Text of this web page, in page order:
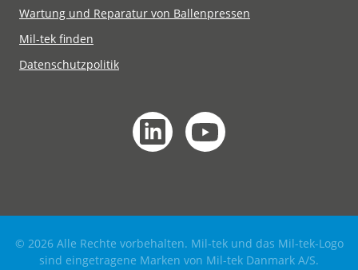
Wartung und Reparatur von Ballenpressen
Mil-tek finden
Datenschutzpolitik
© 2026 Alle Rechte vorbehalten. Mil-tek und das Mil-tek-Logo
sind eingetragene Marken von Mil-tek Danmark A/S.